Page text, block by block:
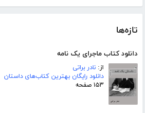
تازه‌ها
دانلود کتاب ماجرای یک نامه
از: نادر براتی
دانلود رایگان بهترین کتاب‌های داستان
۱۵۳ صفحه